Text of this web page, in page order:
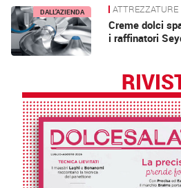
News DALL’AZIENDA ATTREZZATURE
Creme dolci
i raffinatori